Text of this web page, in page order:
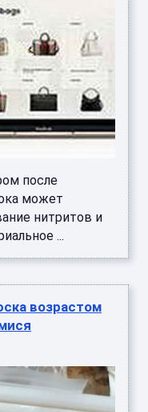
после
может
нитритов и
...
возрастом